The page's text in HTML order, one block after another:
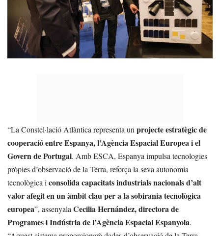
“La Constel·lació Atlàntica representa un projecte estratègic de
cooperació entre Espanya, l’Agència Espacial Europea i el
Govern de Portugal. Amb ESCA, Espanya impulsa tecnologies
pròpies d’observació de la Terra, reforça la seva autonomia
tecnològica i consolida capacitats industrials nacionals d’alt
valor afegit en un àmbit clau per a la sobirania tecnològica
europea”, assenyala Cecilia Hernández, directora de
Programes i Indústria de l’Agència Espacial Espanyola.